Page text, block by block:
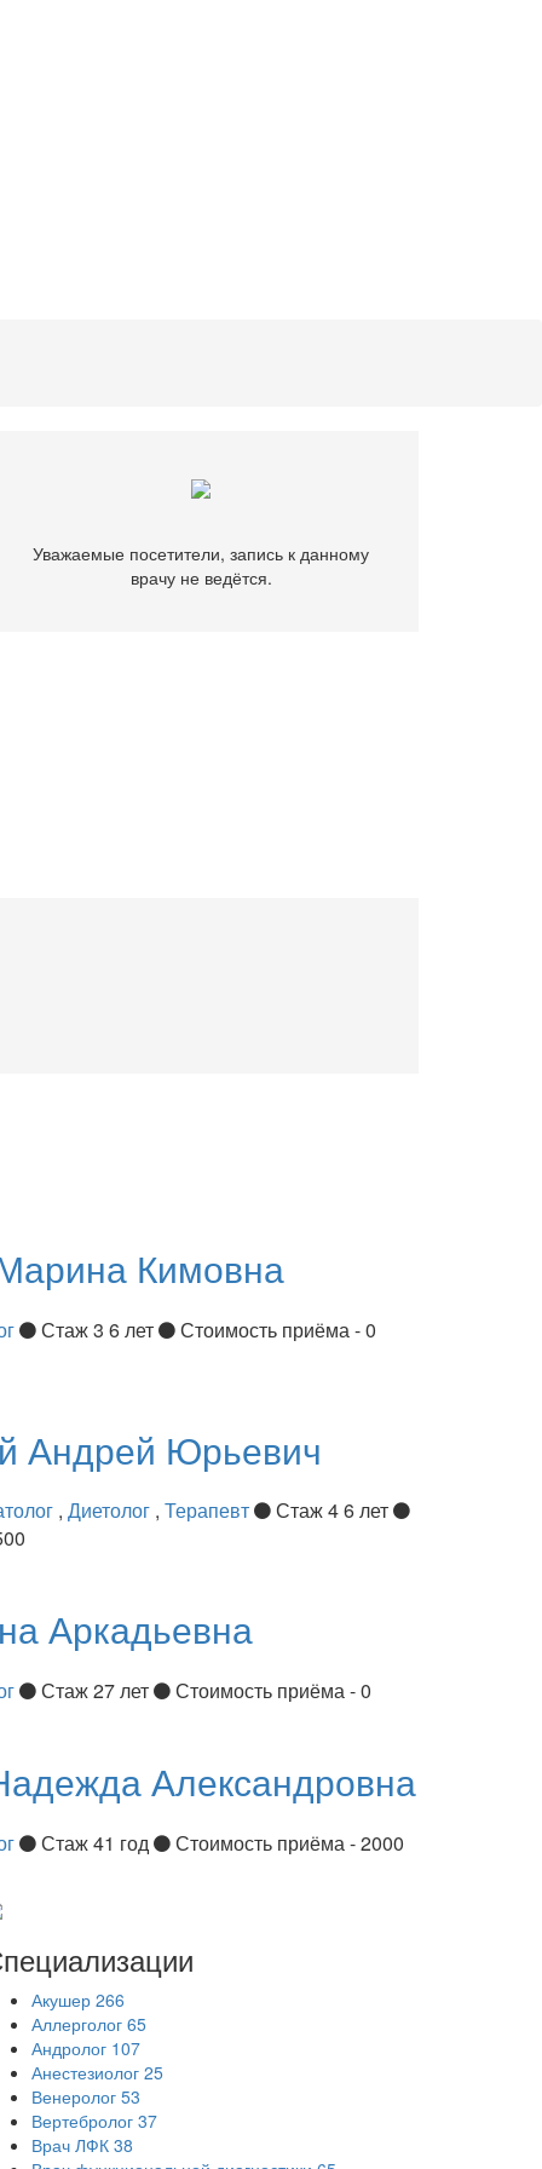
Уважаемые посетители, запись к данному
врачу не ведётся.
Кимовна
Стаж 3 6 лет Стоимость приёма - 0
Андрей Юрьевич
, Диетолог , Терапевт
Стаж 4 6 лет
Аркадьевна
Стаж 27 лет Стоимость приёма - 0
Александровна
Стаж 41 год Стоимость приёма - 2000
Акушер 266
Аллерголог 65
Андролог 107
Анестезиолог 25
Венеролог 53
Вертебролог 37
Врач ЛФК 38